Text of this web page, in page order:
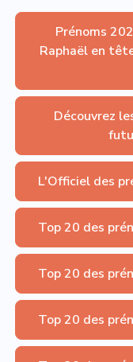
Prénoms
Raphaël en
Découvrez
L'Officiel des
Top 20 des
Top 20 des
Top 20 des